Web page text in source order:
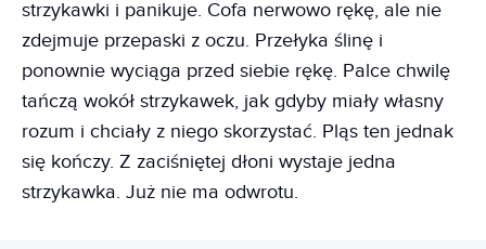
strzykawki i panikuje. Cofa nerwowo rękę, ale nie
zdejmuje przepaski z oczu. Przełyka ślinę i
ponownie wyciąga przed siebie rękę. Palce chwilę
tańczą wokół strzykawek, jak gdyby miały własny
rozum i chciały z niego skorzystać. Pląs ten jednak
się kończy. Z zaciśniętej dłoni wystaje jedna
strzykawka. Już nie ma odwrotu.